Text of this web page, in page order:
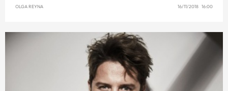
OLGA REYNA 16/11/2018 16:00